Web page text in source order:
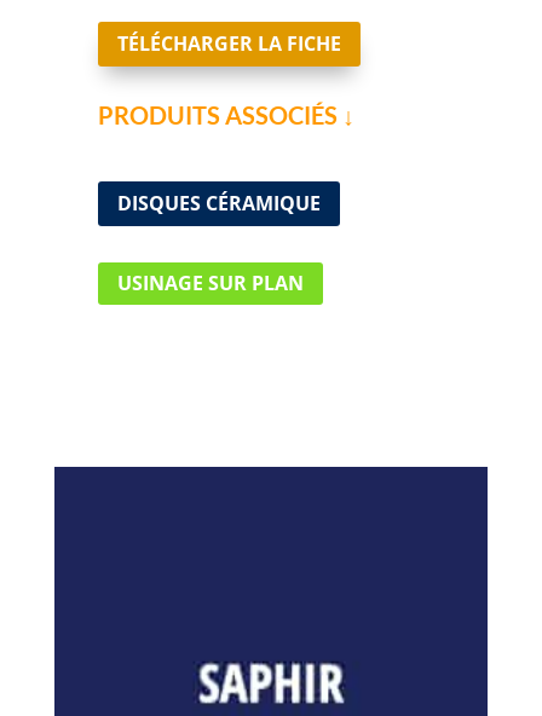
TÉLÉCHARGER LA FICHE
PRODUITS ASSOCIÉS ↓
DISQUES CÉRAMIQUE
USINAGE SUR PLAN